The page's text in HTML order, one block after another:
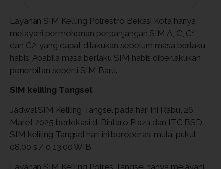
Layanan SIM Keliling Polrestro Bekasi Kota hanya
melayani permohonan perpanjangan SIM A, C, C1
dan C2. yang dapat dilakukan sebelum masa berlaku
habis. Apabila masa berlaku SIM habis diberlakukan
penerbitan seperti SIM Baru.
SIM keliling Tangsel
Jadwal SIM Keliling Tangsel pada hari ini Rabu, 26
Maret 2025 berlokasi di Bintaro Plaza dan ITC BSD.
SIM keliling Tangsel hari ini beroperasi mulai pukul
08.00 s / d 13.00 WIB.
Layanan SIM Keliling Polres Tangsel hanya melayani